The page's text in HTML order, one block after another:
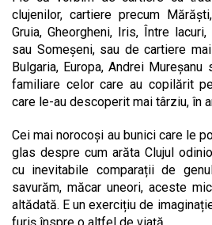
clujenilor, cartiere precum
Gruia, Gheorgheni, Iris, Între
sau Someșeni, sau de cartiere
Bulgaria, Europa, Andrei
familiare celor care au copilărit
care le-au descoperit mai târziu, în
Cei mai norocoși au bunici care le
glas despre cum arăta Clujul
cu inevitabile comparații de
savurăm, măcar uneori, aceste
altădată. E un exercițiu de